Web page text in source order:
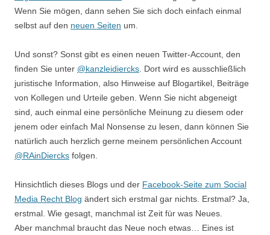
Wenn Sie mögen, dann sehen Sie sich doch einfach einmal
selbst auf den neuen Seiten um.
Und sonst? Sonst gibt es einen neuen Twitter-Account, den
finden Sie unter @kanzleidiercks. Dort wird es ausschließlich
juristische Information, also Hinweise auf Blogartikel, Beiträge
von Kollegen und Urteile geben. Wenn Sie nicht abgeneigt
sind, auch einmal eine persönliche Meinung zu diesem oder
jenem oder einfach Mal Nonsense zu lesen, dann können Sie
natürlich auch herzlich gerne meinem persönlichen Account
@RAinDiercks folgen.
Hinsichtlich dieses Blogs und der Facebook-Seite zum Social
Media Recht Blog ändert sich erstmal gar nichts. Erstmal? Ja,
erstmal. Wie gesagt, manchmal ist Zeit für was Neues.
Aber manchmal braucht das Neue noch etwas… Eines ist